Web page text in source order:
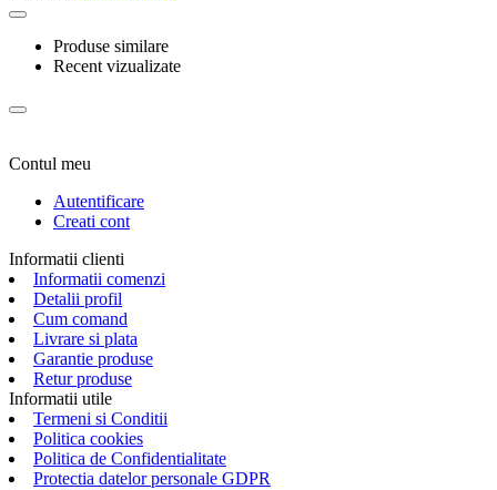
Produse similare
Recent vizualizate
Contul meu
Autentificare
Creati cont
Informatii clienti
Informatii comenzi
Detalii profil
Cum comand
Livrare si plata
Garantie produse
Retur produse
Informatii utile
Termeni si Conditii
Politica cookies
Politica de Confidentialitate
Protectia datelor personale GDPR